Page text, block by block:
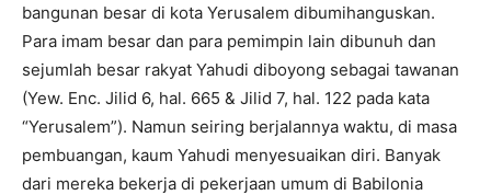
bangunan besar di kota Yerusalem dibumihanguskan.
Para imam besar dan para pemimpin lain dibunuh dan
sejumlah besar rakyat Yahudi diboyong sebagai tawanan
(Yew. Enc. Jilid 6, hal. 665 & Jilid 7, hal. 122 pada kata
“Yerusalem”). Namun seiring berjalannya waktu, di masa
pembuangan, kaum Yahudi menyesuaikan diri. Banyak
dari mereka bekerja di pekerjaan umum di Babilonia